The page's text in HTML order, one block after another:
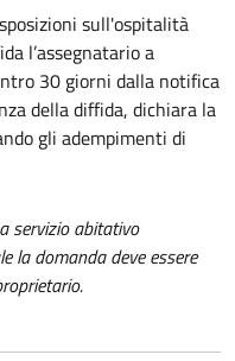
sull'ospitalità
l’assegnatario a
30 giorni dalla notifica
della diffida, dichiara la
gli adempimenti di
servizio abitativo
la domanda deve essere